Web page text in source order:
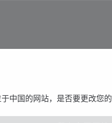
中国的网站，是否要更改您的